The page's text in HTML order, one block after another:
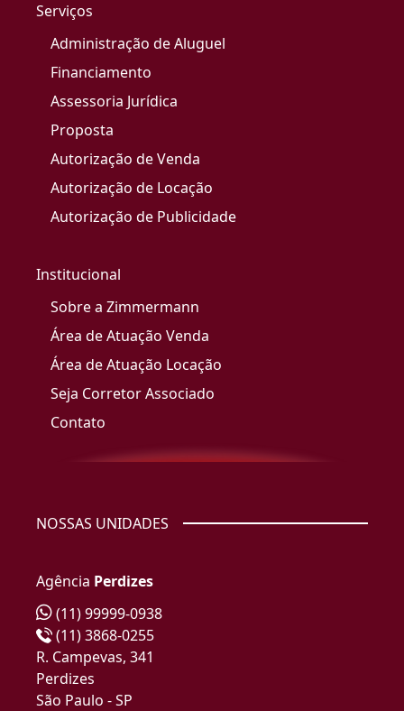
Serviços
Administração de Aluguel
Financiamento
Assessoria Jurídica
Proposta
Autorização de Venda
Autorização de Locação
Autorização de Publicidade
Institucional
Sobre a Zimmermann
Área de Atuação Venda
Área de Atuação Locação
Seja Corretor Associado
Contato
NOSSAS UNIDADES
Agência Perdizes
(11) 99999-0938
(11) 3868-0255
R. Campevas, 341
Perdizes
São Paulo - SP